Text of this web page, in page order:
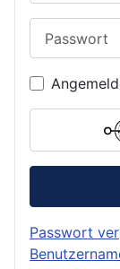
Passwort